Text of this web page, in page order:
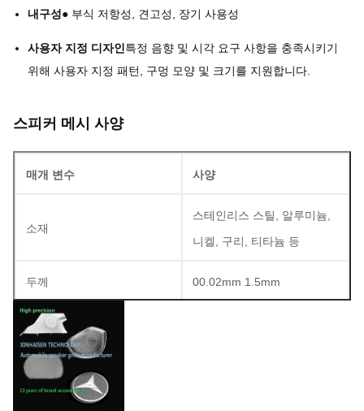
내구성● 부식 저항성, 견고성, 장기 사용성
사용자 지정 디자인 특정 음향 및 시각 요구 사항을 충족시키기
위해 사용자 지정 패턴, 구멍 모양 및 크기를 지원합니다.
스피커 메시 사양
매개 변수 사양
소재
스테인리스 스틸, 알루미늄,
니켈, 구리, 티타늄 등
두께 00.02mm 1.5mm
구멍 크기
용인성